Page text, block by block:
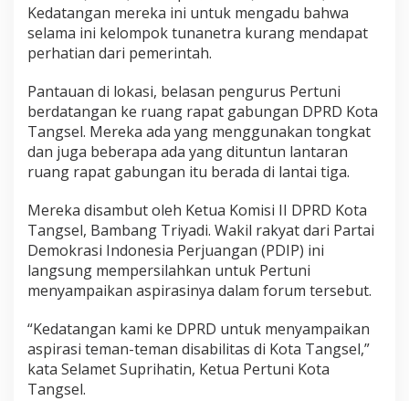
Kedatangan mereka ini untuk mengadu bahwa
selama ini kelompok tunanetra kurang mendapat
perhatian dari pemerintah.
Pantauan di lokasi, belasan pengurus Pertuni
berdatangan ke ruang rapat gabungan DPRD Kota
Tangsel. Mereka ada yang menggunakan tongkat
dan juga beberapa ada yang dituntun lantaran
ruang rapat gabungan itu berada di lantai tiga.
Mereka disambut oleh Ketua Komisi II DPRD Kota
Tangsel, Bambang Triyadi. Wakil rakyat dari Partai
Demokrasi Indonesia Perjuangan (PDIP) ini
langsung mempersilahkan untuk Pertuni
menyampaikan aspirasinya dalam forum tersebut.
“Kedatangan kami ke DPRD untuk menyampaikan
aspirasi teman-teman disabilitas di Kota Tangsel,”
kata Selamet Suprihatin, Ketua Pertuni Kota
Tangsel.